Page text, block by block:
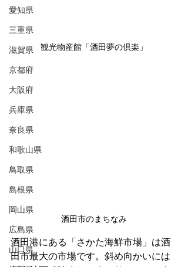
愛知県
三重県
滋賀県
京都府
大阪府
兵庫県
奈良県
和歌山県
鳥取県
島根県
岡山県
広島県
山口県
観光物産館「酒田夢の倶楽」
酒田市のまちなみ
酒田港にある「さかた海鮮市場」は酒
田市最大の市場です。斜め向かいには